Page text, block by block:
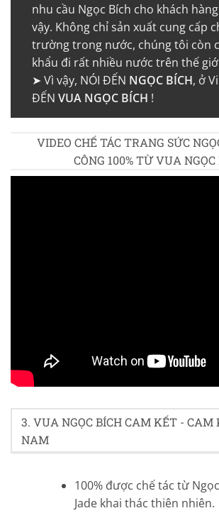
nhu cầu Ngọc Bích cho khách
vậy. Không chỉ sản xuất cung cấp
trường trong nước, chúng tôi còn
khẩu đi rất nhiều nước trên thế
➤ Vì vậy, NÓI ĐẾN NGỌC BÍCH, ở
ĐẾN VUA NGỌC BÍCH !
VIDEO CHẾ TÁC TRANG SỨC
CÔNG 100% TỪ VUA NGỌC
4.2/5 - (29 bình
3. VUA NGỌC BÍCH CAM KẾT - CAM
NAM
100% được chế tác từ
Jade khai thác thiên nhiên.